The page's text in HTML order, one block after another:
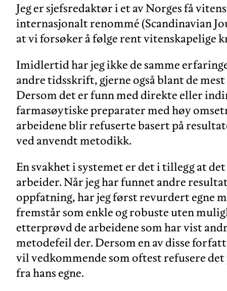
Jeg er sjefsredaktør i et av Norges få
internasjonalt renommé (Scandinavian
at vi forsøker å følge rent vitenskapelige
Imidlertid har jeg ikke de samme
andre tidsskrift, gjerne også blant de
Dersom det er funn med direkte eller
farmasøytiske preparater med høy
arbeidene blir refuserte basert på
ved anvendt metodikk.
En svakhet i systemet er det i tillegg at
arbeider. Når jeg har funnet andre
oppfatning, har jeg først revurdert egne
fremstår som enkle og robuste uten
etterprøvd de arbeidene som har vist
metodefeil der. Dersom en av disse
vil vedkommende som oftest refusere
fra hans egne.